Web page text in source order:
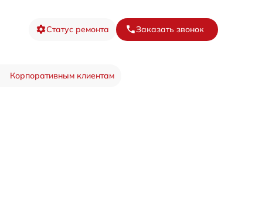
Статус ремонта Заказать звонок
Корпоративным клиентам